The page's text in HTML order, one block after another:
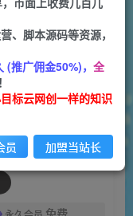
关注 私信
945 119
（7114期）暴利项目，快手引流男粉变现，零成本，卖多少赚多少，一部手机即可操作，一天1000+
、脚本源码等资源，
推广佣金50%)， 全
标云网创一样的知识
员 加盟当站长